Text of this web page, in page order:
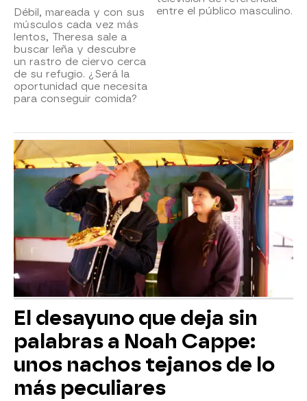
Débil, mareada y con sus
músculos cada vez más
lentos, Theresa sale a
buscar leña y descubre
un rastro de ciervo cerca
de su refugio. ¿Será la
oportunidad que necesita
para conseguir comida?
entre el público masculino.
El desayuno que deja sin
palabras a Noah Cappe:
unos nachos tejanos de lo
más peculiares